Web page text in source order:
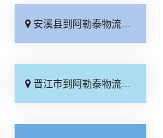
安溪县到阿勒泰物流专线_整车配货「全程定位」
晋江市到阿勒泰物流专线_收费介绍「全程无虑」